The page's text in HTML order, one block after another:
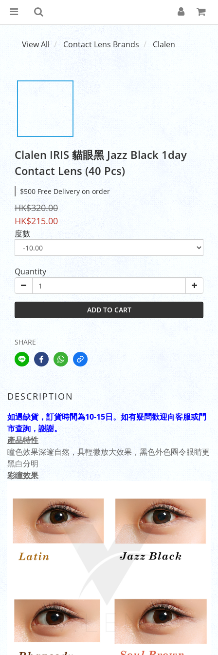
View All Contact Lens Brands Clalen
Clalen IRIS 貓眼黑 Jazz Black 1day
Contact Lens (40 Pcs)
$500 Free Delivery on order
HK$320.00
HK$215.00
度數
Quantity
ADD TO CART
SHARE
DESCRIPTION
如遇缺貨，訂貨時間為10-15日。如有疑問歡迎向客服或門
市查詢，謝謝。
產品特性
瞳色效果深邃自然，具輕微放大效果，黑色外色圈令眼睛更
黑白分明
彩瞳效果